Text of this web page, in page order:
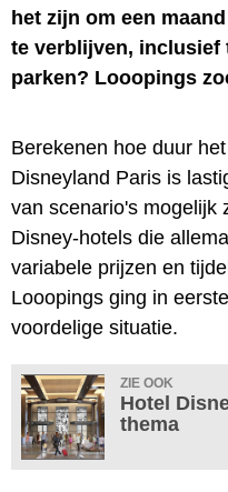
het zijn om een
te verblijven, inclusief
parken? Looopings
Berekenen hoe duur
Disneyland Paris is
van scenario's mogelijk
Disney-hotels die
variabele prijzen en
Looopings ging in
voordelige situatie.
ZIE OOK
Hotel
thema